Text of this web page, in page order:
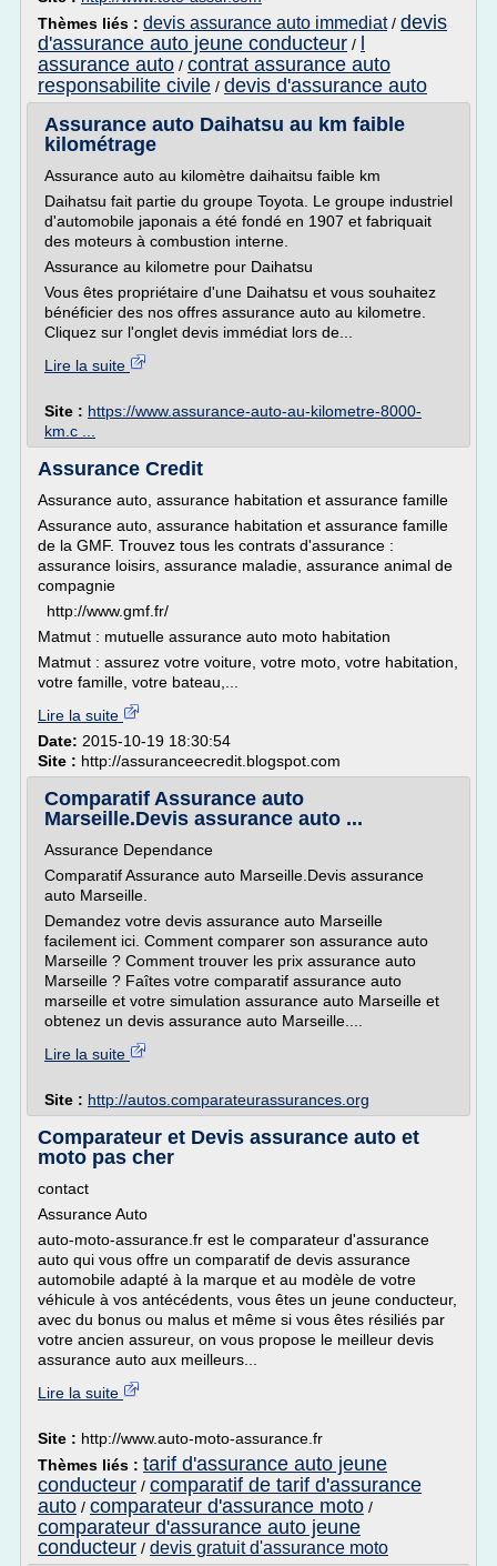
Thèmes liés : devis assurance auto immediat/ devis
d'assurance auto jeune conducteur /
assurance auto / contrat assurance auto
responsabilite civile / devis d'assurance auto
Assurance auto Daihatsu au km faible
kilométrage
Assurance auto au kilomètre daihaitsu faible km
Daihatsu fait partie du groupe Toyota. Le groupe industriel
d'automobile japonais a été fondé en 1907 et fabriquait
des moteurs à combustion interne.
Assurance au kilometre pour Daihatsu
Vous êtes propriétaire d'une Daihatsu et vous souhaitez
bénéficier des nos offres assurance auto au kilometre.
Cliquez sur l'onglet devis immédiat lors de...
Lire la suite
Site : https://www.assurance-auto-au-kilometre-8000-
km.c ...
Assurance Credit
Assurance auto, assurance habitation et assurance famille
Assurance auto, assurance habitation et assurance famille
de la GMF. Trouvez tous les contrats d'assurance :
assurance loisirs, assurance maladie, assurance animal de
compagnie
http://www.gmf.fr/
Matmut : mutuelle assurance auto moto habitation
Matmut : assurez votre voiture, votre moto, votre habitation,
votre famille, votre bateau,...
Lire la suite
Date: 2015-10-19 18:30:54
Site : http://assuranceecredit.blogspot.com
Comparatif Assurance auto
Marseille.Devis assurance auto ...
Assurance Dependance
Comparatif Assurance auto Marseille.Devis assurance
auto Marseille.
Demandez votre devis assurance auto Marseille
facilement ici. Comment comparer son assurance auto
Marseille ? Comment trouver les prix assurance auto
Marseille ? Faîtes votre comparatif assurance auto
marseille et votre simulation assurance auto Marseille et
obtenez un devis assurance auto Marseille....
Lire la suite
Site : http://autos.comparateurassurances.org
Comparateur et Devis assurance auto et
moto pas cher
contact
Assurance Auto
auto-moto-assurance.fr est le comparateur d'assurance
auto qui vous offre un comparatif de devis assurance
automobile adapté à la marque et au modèle de votre
véhicule à vos antécédents, vous êtes un jeune conducteur,
avec du bonus ou malus et même si vous êtes résiliés par
votre ancien assureur, on vous propose le meilleur devis
assurance auto aux meilleurs...
Lire la suite
Site : http://www.auto-moto-assurance.fr
Thèmes liés : tarif d'assurance auto jeune
conducteur / comparatif de tarif d'assurance
auto / comparateur d'assurance moto /
comparateur d'assurance auto jeune
conducteur / devis gratuit d'assurance moto